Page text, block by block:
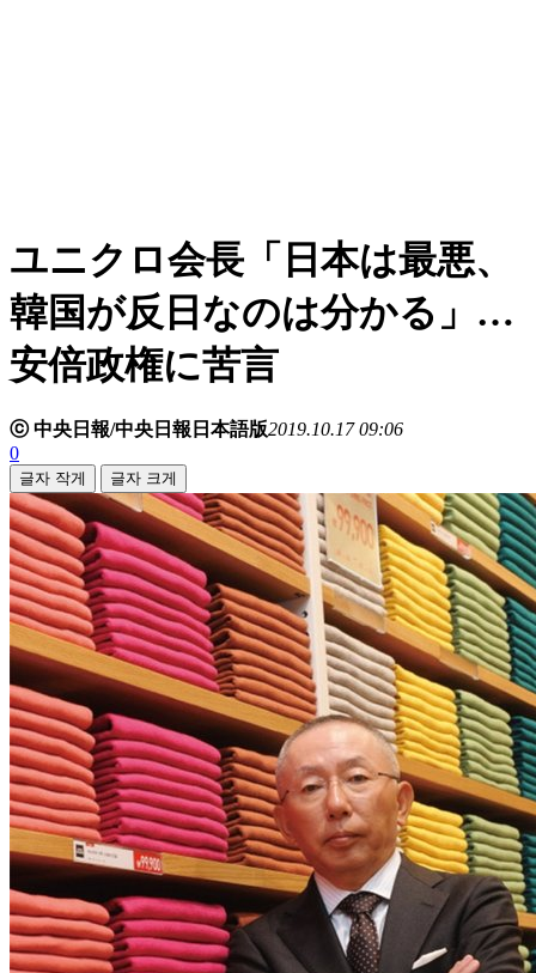
ユニクロ会長「日本は最悪、
韓国が反日なのは分かる」…
安倍政権に苦言
ⓒ 中央日報/中央日報日本語版2019.10.17 09:06
0
글자 작게 글자 크게